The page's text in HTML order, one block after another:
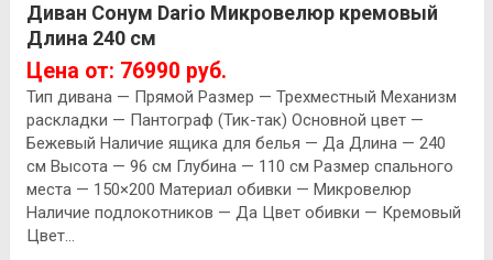
Диван Сонум Dario Микровелюр кремовый
Длина 240 см
Цена от: 76990 руб.
Тип дивана — Прямой Размер — Трехместный Механизм
раскладки — Пантограф (Тик-так) Основной цвет —
Бежевый Наличие ящика для белья — Да Длина — 240
см Высота — 96 см Глубина — 110 см Размер спального
места — 150×200 Материал обивки — Микровелюр
Наличие подлокотников — Да Цвет обивки — Кремовый
Цвет…